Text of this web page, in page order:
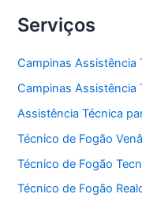
Serviços
Campinas Assistência
Campinas Assistência
Assistência Técnica
Técnico de Fogão
Técnico de Fogão
Técnico de Fogão